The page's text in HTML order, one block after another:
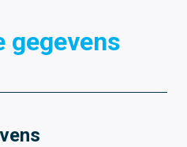
gegevens